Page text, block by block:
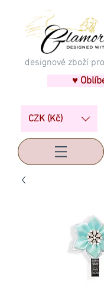
designové zboží
♥
CZK (Kč)